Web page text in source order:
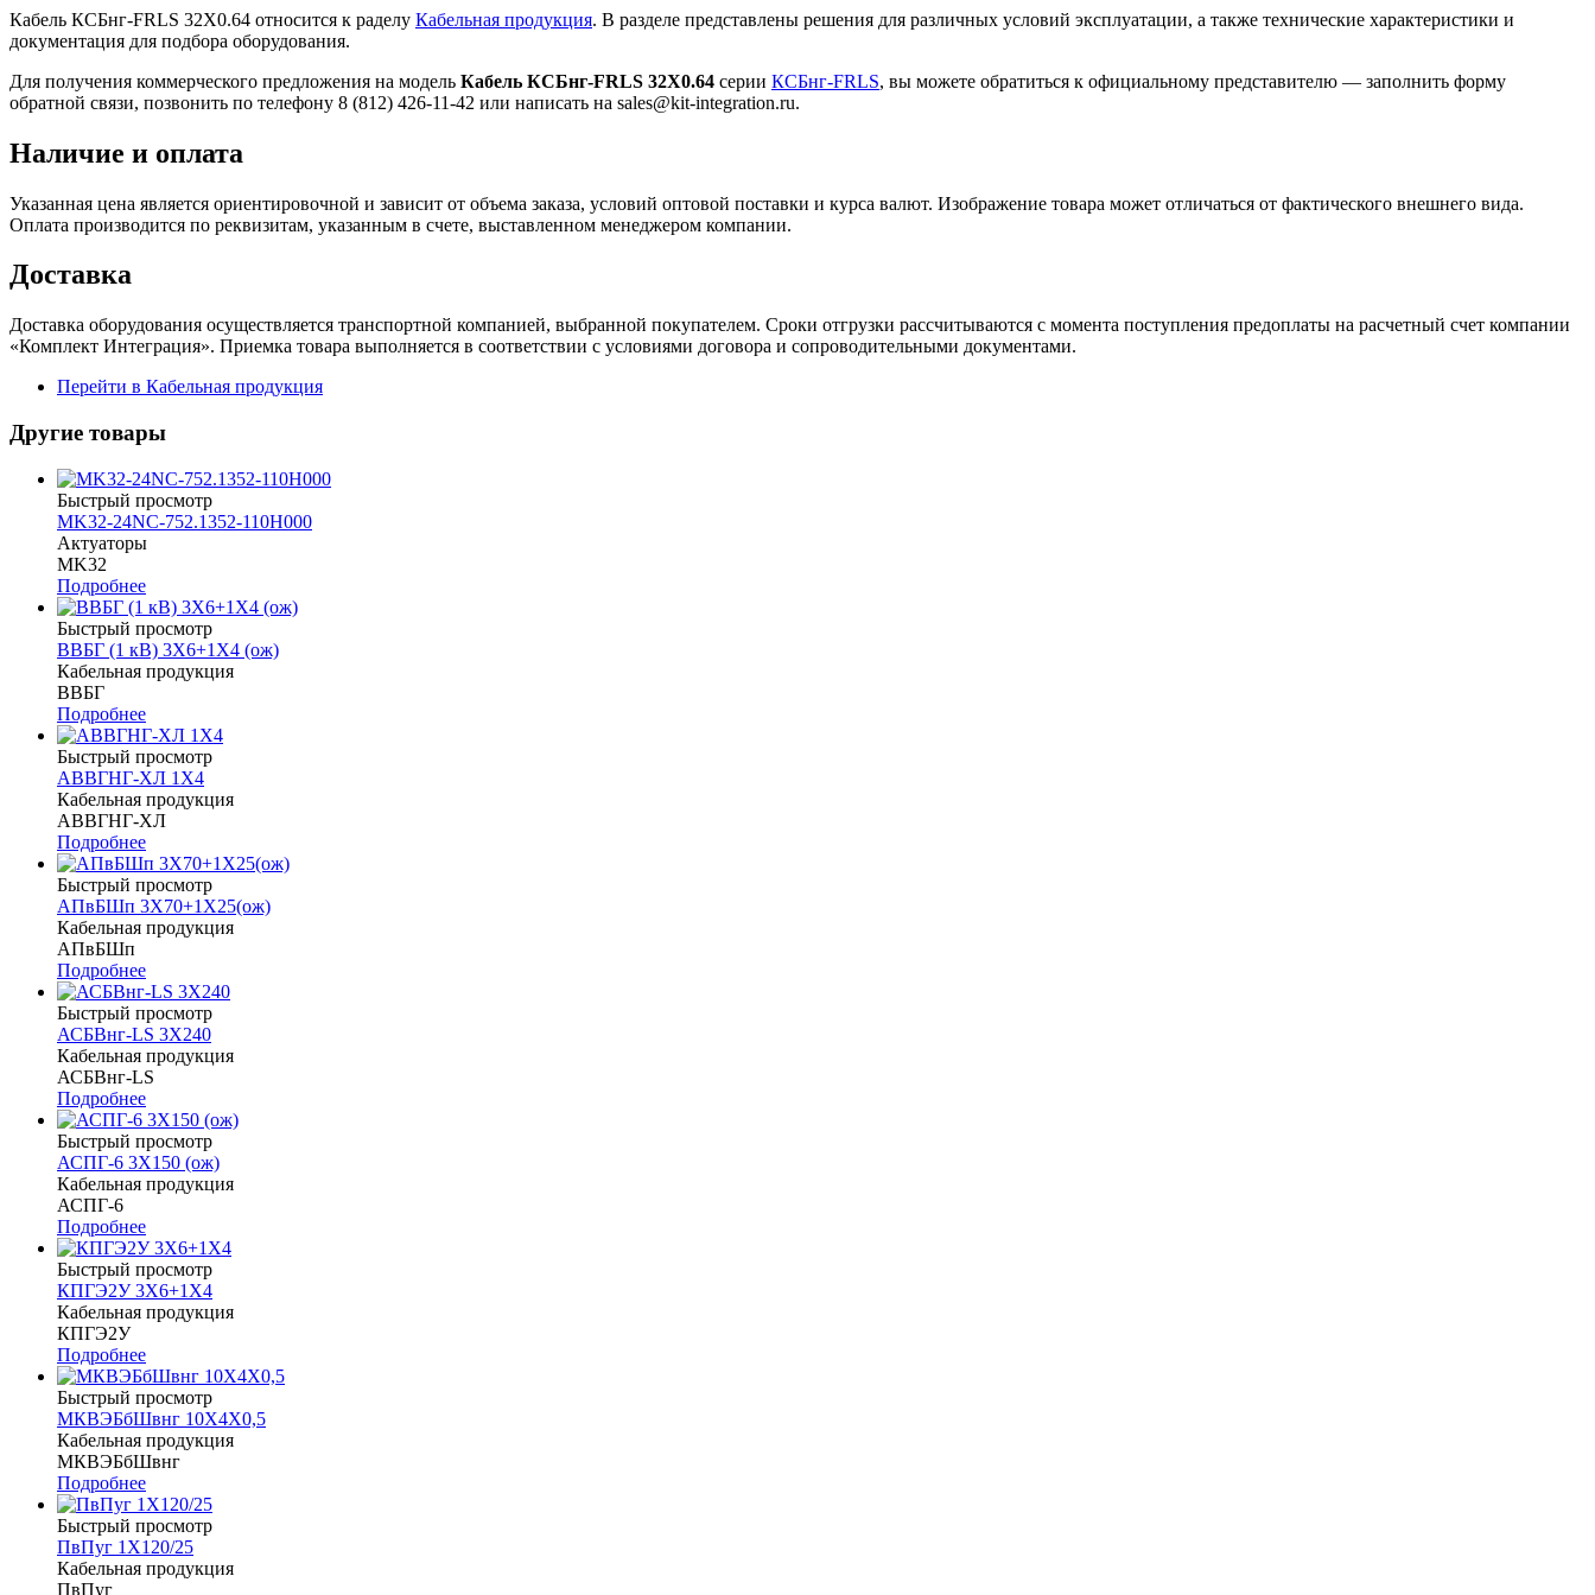
Кабель КСБнг-FRLS 32Х0.64 относится к раделу Кабельная продукция. В разделе представлены решения для различных условий эксплуатации, а также технические характеристики и
документация для подбора оборудования.
Для получения коммерческого предложения на модель Кабель КСБнг-FRLS 32Х0.64 серии КСБнг-FRLS, вы можете обратиться к официальному представителю — заполнить форму
обратной связи, позвонить по телефону 8 (812) 426-11-42 или написать на sales@kit-integration.ru.
Наличие и оплата
Указанная цена является ориентировочной и зависит от объема заказа, условий оптовой поставки и курса валют. Изображение товара может отличаться от фактического внешнего вида.
Оплата производится по реквизитам, указанным в счете, выставленном менеджером компании.
Доставка
Доставка оборудования осуществляется транспортной компанией, выбранной покупателем. Сроки отгрузки рассчитываются с момента поступления предоплаты на расчетный счет компании
«Комплект Интеграция». Приемка товара выполняется в соответствии с условиями договора и сопроводительными документами.
Перейти в Кабельная продукция
Другие товары
Быстрый просмотр
MK32-24NC-752.1352-110H000
Актуаторы
MK32
Подробнее
Быстрый просмотр
ВВБГ (1 кВ) 3Х6+1Х4 (ож)
Кабельная продукция
ВВБГ
Подробнее
Быстрый просмотр
АВВГНГ-ХЛ 1Х4
Кабельная продукция
АВВГНГ-ХЛ
Подробнее
Быстрый просмотр
АПвБШп 3Х70+1Х25(ож)
Кабельная продукция
АПвБШп
Подробнее
Быстрый просмотр
АСБВнг-LS 3Х240
Кабельная продукция
АСБВнг-LS
Подробнее
Быстрый просмотр
АСПГ-6 3Х150 (ож)
Кабельная продукция
АСПГ-6
Подробнее
Быстрый просмотр
КПГЭ2У 3Х6+1Х4
Кабельная продукция
КПГЭ2У
Подробнее
Быстрый просмотр
МКВЭБбШвнг 10Х4Х0,5
Кабельная продукция
МКВЭБбШвнг
Подробнее
Быстрый просмотр
ПвПуг 1Х120/25
Кабельная продукция
ПвПуг